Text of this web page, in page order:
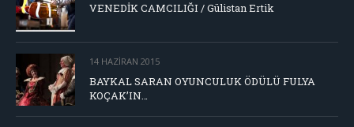
VENEDİK CAMCILIĞI / Gülistan Ertik
14 HAZIRAN 2015
BAYKAL SARAN OYUNCULUK ÖDÜLÜ FULYA
KOÇAK’IN…